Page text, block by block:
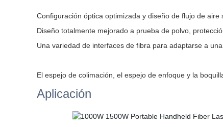
Configuración óptica optimizada y diseño de flujo de aire
Diseño totalmente mejorado a prueba de polvo,
Una variedad de interfaces de fibra para adaptarse a
El espejo de colimación, el espejo de enfoque y la
Aplicación